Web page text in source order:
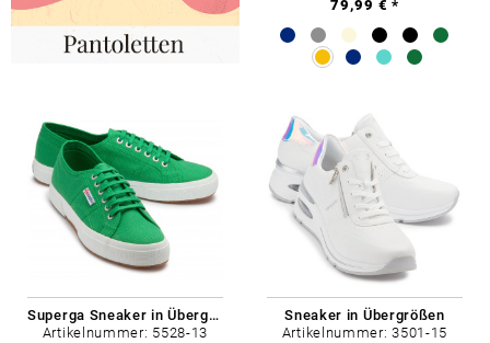
79,99 € *
Superga Sneaker in Übergrößen
Artikelnummer: 5528-13
Sneaker in Übergrößen
Artikelnummer: 3501-15